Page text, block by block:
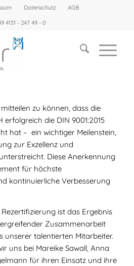
Datenschutz AGB
4131 - 247 49 - 0
zu können, dass die
die DIN 9001:2015
hat – ein wichtiger Meilenstein,
zur Exzellenz und
Diese Anerkennung
für höchste
kontinuierliche Verbesserung
Rezertifizierung ist das Ergebnis
Zusammenarbeit
unserer talentierten Mitarbeiter.
uns bei Mareike Sawall, Anna
für ihren Einsatz und ihre